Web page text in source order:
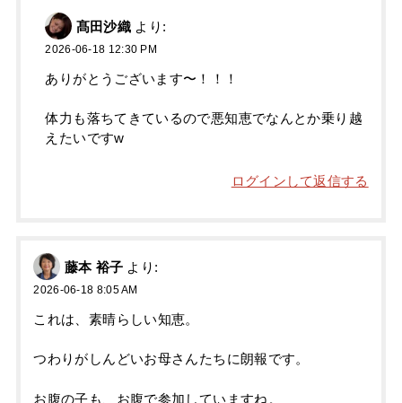
髙田沙織 より:
2026-06-18 12:30 PM
ありがとうございます〜！！！
体力も落ちてきているので悪知恵でなんとか乗り越
えたいですw
ログインして返信する
藤本 裕子 より:
2026-06-18 8:05 AM
これは、素晴らしい知恵。
つわりがしんどいお母さんたちに朗報です。
お腹の子も、お腹で参加していますね。